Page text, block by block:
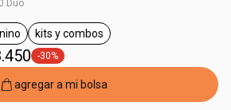
Duo
Solar femenino
general.tag kits y combos
kits y combos
general.tag -30%
-30%
agregar a mi bolsa